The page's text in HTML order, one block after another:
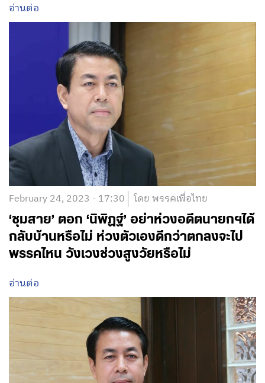
อ่านต่อ
February 24, 2023 - 17:30 โดย พรรคเพื่อไทย
‘ชุมสาย’ ตอก ‘นิพิฏฐ์’ อย่าห่วงอดีตนายกฯได้
กลับบ้านหรือไม่ ห่วงตัวเองดีกว่าตกลงจะไป
พรรคไหน วังเวงช่วงสูงวัยหรือไม่
อ่านต่อ